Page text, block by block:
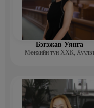
Бэгзжав Уянга
Мөнхийн тун ХХК, Хуульч